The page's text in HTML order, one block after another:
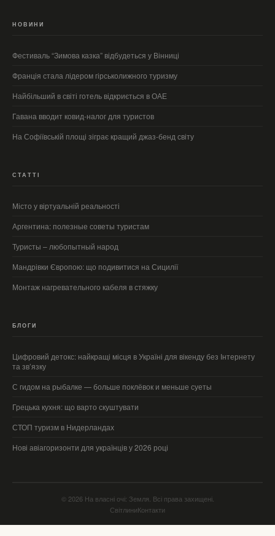
НОВИНИ
Фестиваль “Зимова казка” відбудеться у Вінниці
Франція стала лідером гірськолижного туризму
Найбільший в світі готель відкриється в ОАЕ
Гавана вводит ковид-налог для туристов
На Софіївській площі зіграє кращий джаз-бенд світу
СТАТТІ
Місто у віртуальній реальності
Аргентина: полезные советы туристам
Туристы – любопытный народ
Мандрівки Європою: що подивитися на Сицилії
Монтаж нагревательного кабеля в стяжку
БЛОГИ
Цифровий детокс: найкращі місця в Україні для вікенду без Інтернету
та зв’язку
С гидом на рыбалке — больше поклёвок и меньше суеты
Грецька кухня: що варто скуштувати
СТОП туризм в Нидерландах
Нові авіагоризонти для українців у 2026 році
© 2026 На власні очі: Земля. Всі права захищені.
СвітлиниКонтакти